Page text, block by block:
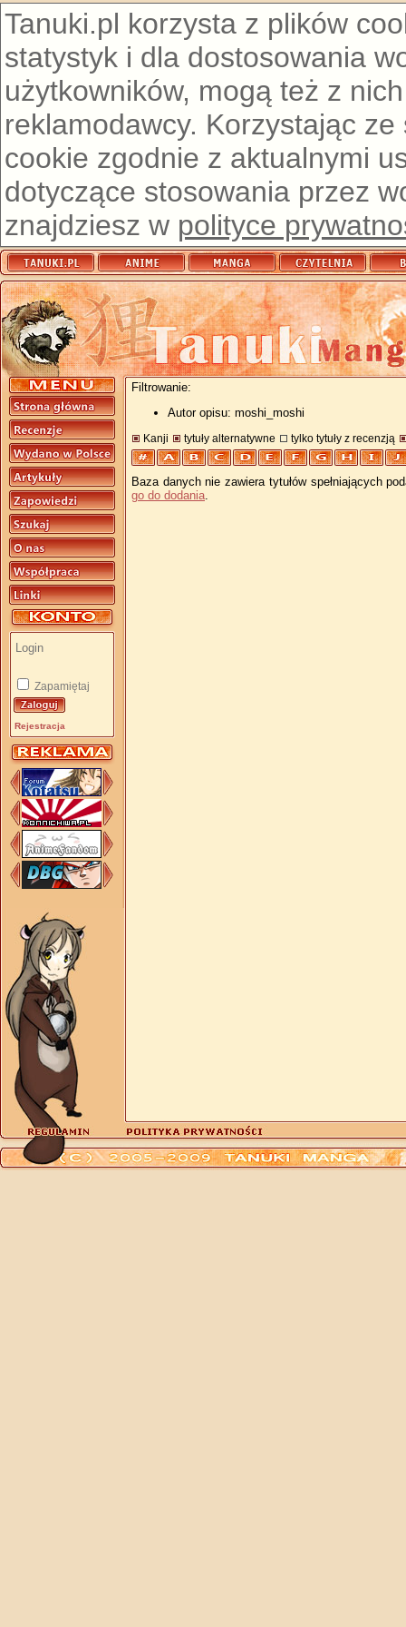
Tanuki.pl korzysta z plików
statystyk i dla dostosowania
użytkowników, mogą też z
reklamodawcy. Korzystając
cookie zgodnie z aktualnymi
dotyczące stosowania przez
znajdziesz w polityce
Zapamiętaj
Rejestracja
Filtrowanie:
Autor opisu: moshi_moshi
Kanji tytuły alternatywne tylko tytuły z recenzją
Baza danych nie zawiera tytułów spełniających
go do dodania.